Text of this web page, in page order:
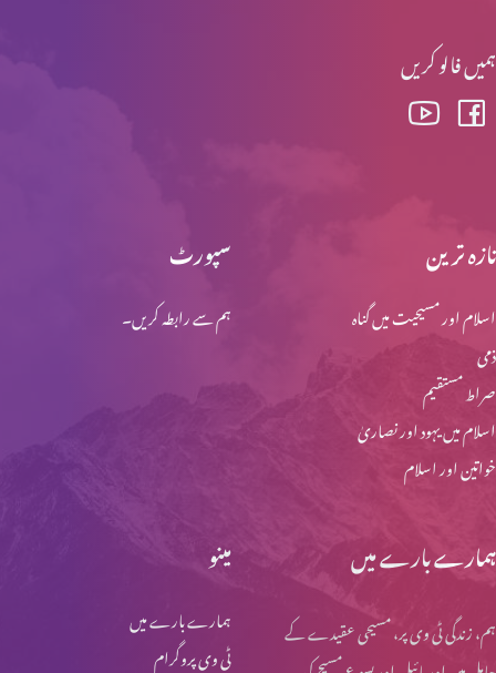
ہمیں فالو کریں
سپورٹ
ہم سے رابطہ کریں۔
تازہ ترین
اسلام اور مسیحیت میں گناہ
ذمی
صراط مستقیم
اسلام میں یہود اور نصاریٰ
خواتین اور اسلام
مینو
ہمارے بارے میں
ٹی وی پروگرام
ہمارے بارے میں
ہم، زندگی ٹی وی پر، مسیحی عقیدے کے